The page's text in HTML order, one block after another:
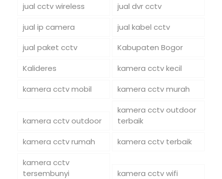
jual cctv wireless
jual dvr cctv
jual ip camera
jual kabel cctv
jual paket cctv
Kabupaten Bogor
Kalideres
kamera cctv kecil
kamera cctv mobil
kamera cctv murah
kamera cctv outdoor
kamera cctv outdoor
terbaik
kamera cctv rumah
kamera cctv terbaik
kamera cctv
tersembunyi
kamera cctv wifi